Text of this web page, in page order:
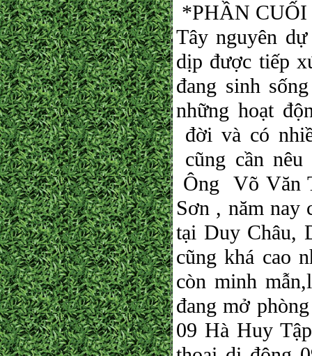
*PHẦN CUỐI
Tây nguyên
dịp được tiếp
đang sinh
những hoạt
đời và có
cũng cần
Ông Võ Văn
Sơn , năm nay
tại Duy Châu,
cũng khá cao
còn minh
đang mở
09 Hà Huy